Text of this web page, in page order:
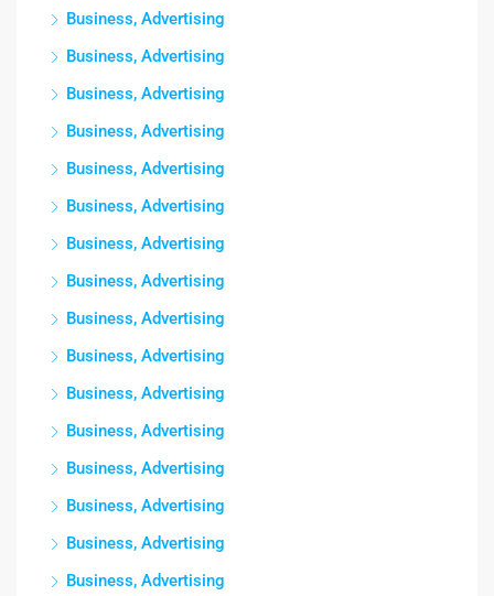
Business, Advertising
Business, Advertising
Business, Advertising
Business, Advertising
Business, Advertising
Business, Advertising
Business, Advertising
Business, Advertising
Business, Advertising
Business, Advertising
Business, Advertising
Business, Advertising
Business, Advertising
Business, Advertising
Business, Advertising
Business, Advertising